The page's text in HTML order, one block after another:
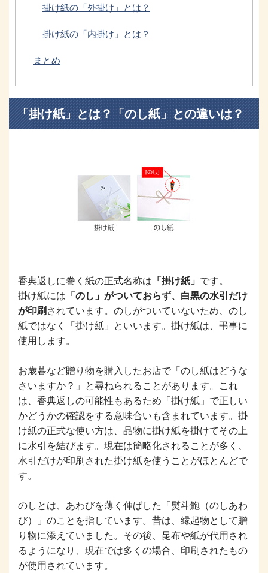
掛け紙の「外掛け」とは？
掛け紙の「内掛け」とは？
まとめ
「掛け紙」とは？「のし紙」との違いは？
香典返しに巻く紙の正式名称は 「掛け紙」 です。
掛け紙には 「のし」がついておらず、白黒の水引だけ
が印刷 されています。のしがついていないため、のし
紙ではなく「掛け紙」といいます。掛け紙は、弔事に
使用します。
お歳暮など贈り物を購入したお店で「のし紙はどうな
さいますか？」と尋ねられることがあります。これ
は、香典返しの可能性もあるため「掛け紙」で正しい
かどうかの確認をする意味合いも含まれています。掛
け紙の正式な使い方は、品物に掛け紙を掛けてその上
に水引を結びます。現在は簡略化されることが多く、
水引だけが印刷された掛け紙を使うことがほとんどで
す。
のしとは、あわびを薄く伸ばした「熨斗鮑（のしあわ
び）」のことを指しています。昔は、縁起物として贈
り物に添えていました。その後、昆布や紙が代用され
るようになり、現在では多くの場合、印刷されたもの
が使用されています。